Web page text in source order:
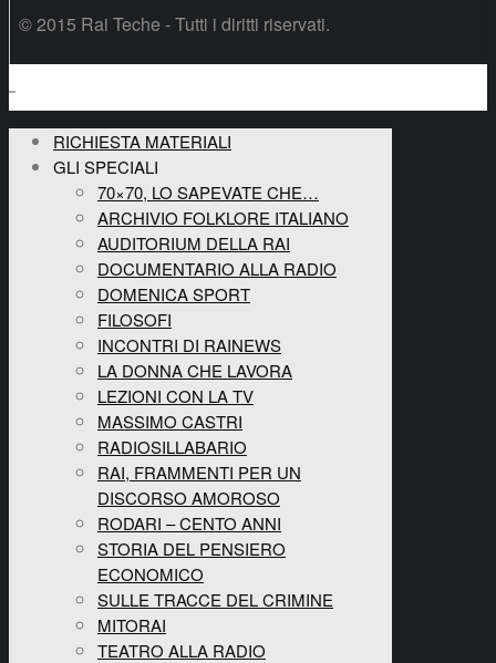
© 2015 Rai Teche - Tutti i diritti riservati.
RICHIESTA MATERIALI
GLI SPECIALI
70×70, LO SAPEVATE CHE…
ARCHIVIO FOLKLORE ITALIANO
AUDITORIUM DELLA RAI
DOCUMENTARIO ALLA RADIO
DOMENICA SPORT
FILOSOFI
INCONTRI DI RAINEWS
LA DONNA CHE LAVORA
LEZIONI CON LA TV
MASSIMO CASTRI
RADIOSILLABARIO
RAI, FRAMMENTI PER UN
DISCORSO AMOROSO
RODARI – CENTO ANNI
STORIA DEL PENSIERO
ECONOMICO
SULLE TRACCE DEL CRIMINE
MITORAI
TEATRO ALLA RADIO